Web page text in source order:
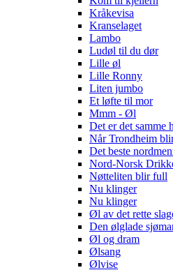
Kråkevisa
Kranselaget
Lambo
Ludøl til du dør
Lille øl
Lille Ronny
Liten jumbo
Et løfte til mor
Mmm - Øl
Det er det samme
Når Trondheim
Det beste
Nord-Norsk
Nøtteliten blir full
Nu klinger
Nu klinger
Øl av det rette
Den ølglade
Øl og dram
Ølsang
Ølvise